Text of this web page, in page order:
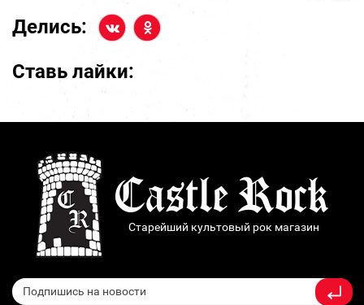
Делись:
Ставь лайки:
Старейший культовый рок магазин